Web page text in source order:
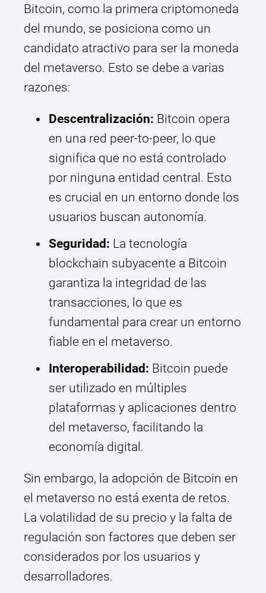
Bitcoin, como la primera criptomoneda
del mundo, se posiciona como un
candidato atractivo para ser la moneda
del metaverso. Esto se debe a varias
razones:
Descentralización: Bitcoin opera
en una red peer-to-peer, lo que
significa que no está controlado
por ninguna entidad central. Esto
es crucial en un entorno donde los
usuarios buscan autonomía.
Seguridad: La tecnología
blockchain subyacente a Bitcoin
garantiza la integridad de las
transacciones, lo que es
fundamental para crear un entorno
fiable en el metaverso.
Interoperabilidad: Bitcoin puede
ser utilizado en múltiples
plataformas y aplicaciones dentro
del metaverso, facilitando la
economía digital.
Sin embargo, la adopción de Bitcoin en
el metaverso no está exenta de retos.
La volatilidad de su precio y la falta de
regulación son factores que deben ser
considerados por los usuarios y
desarrolladores.